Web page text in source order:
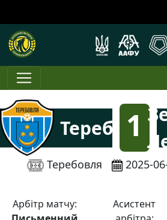
Теребовля
1
:
6
Теребовля 2025-
Арбітр матчу:
Асистент